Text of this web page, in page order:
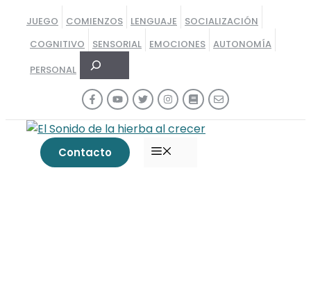
contenido
JUEGO COMIENZOS LENGUAJE
SOCIALIZACIÓN
COGNITIVO
SENSORIAL EMOCIONES AUTONOMÍA
PERSONAL
Buscar
Contacto